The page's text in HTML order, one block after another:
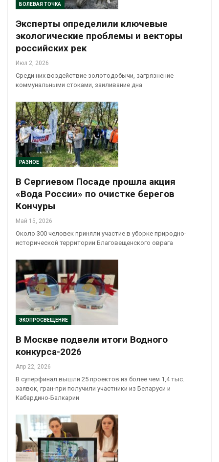
БОЛЕВАЯ ТОЧКА
Эксперты определили ключевые
экологические проблемы и векторы
российских рек
Июл 2, 2026
Среди них воздействие золотодобычи, загрязнение
коммунальными стоками, заиливание дна
РАЗНОЕ
В Сергиевом Посаде прошла акция
«Вода России» по очистке берегов
Кончуры
Май 15, 2026
Около 300 человек приняли участие в уборке природно-
исторической территории Благовещенского оврага
ЭКОПРОСВЕЩЕНИЕ
В Москве подвели итоги Водного
конкурса-2026
Апр 22, 2026
В суперфинал вышли 25 проектов из более чем 1,4 тыс.
заявок, гран-при получили участники из Беларуси и
Кабардино-Балкарии